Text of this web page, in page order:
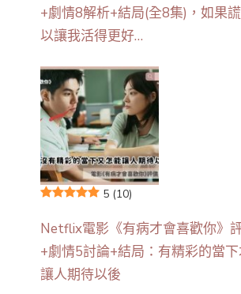
+劇情8解析+結局(全8集)，如果
以讓我活得更好…
5 (10)
Netflix電影《有病才會喜歡你》
+劇情5討論+結局：有精彩的當
讓人期待以後